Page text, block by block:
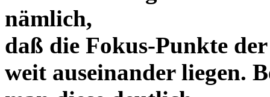
nämlich,
daß die Fokus-Punkte
weit auseinander liegen.